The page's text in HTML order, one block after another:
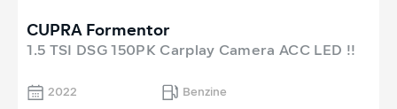
CUPRA Formentor
1.5 TSI DSG 150PK Carplay Camera ACC LED !!
2022
Benzine